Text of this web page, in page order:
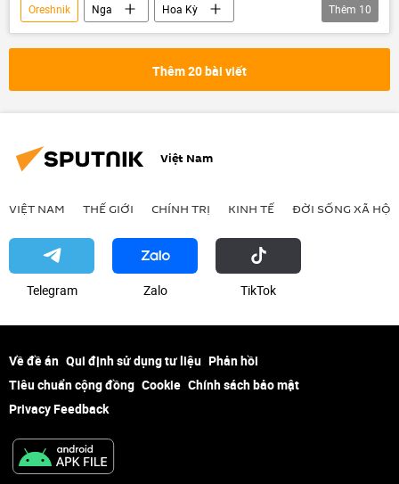
Oreshnik Nga
Hoa Kỳ
vũ khí hạt nhân
năng lượng hạt nhân
Chính trị
Thế giới
NATO
Vladimir Putin
Quan điểm-Ý kiến
Thêm 10
Thêm 20 bài viết
Việt Nam
VIỆT NAM THẾ GIỚI CHÍNH TRỊ KINH TẾ ĐỜI SỐNG XÃ HỘI
Telegram Zalo ТikТоk
Về đề án Qui định sử dụng tư liệu Phản hồi
Tiêu chuẩn cộng đồng Cookie Chính sách bảo mật
Privacy Feedback